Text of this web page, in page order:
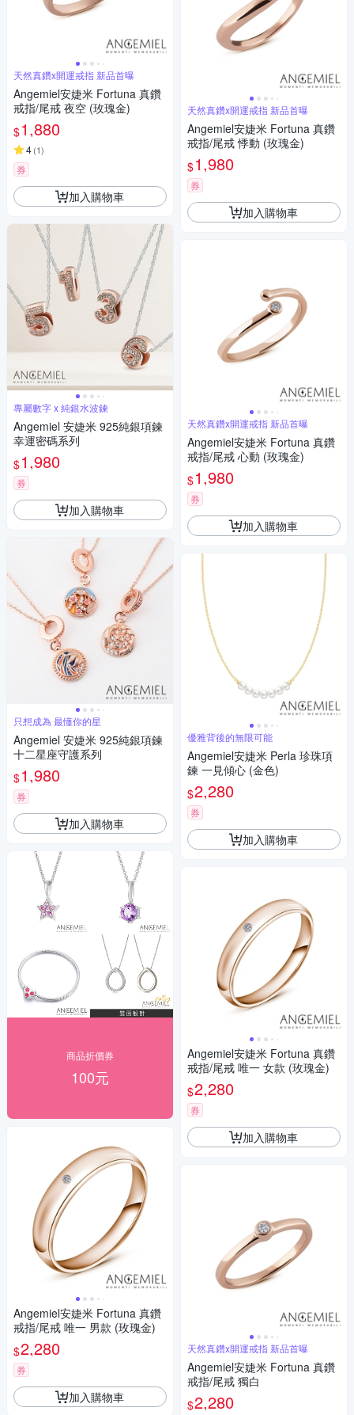
天然真鑽x開運戒指 新品首曝
Angemiel安婕米 Fortuna 真鑽
戒指/尾戒 夜空 (玫瑰金)
$1,880
4(1)
券
加入購物車
專屬數字 x 純銀水波鍊
Angemiel 安婕米 925純銀項鍊
幸運密碼系列
$1,980
券
加入購物車
只想成為 最懂你的星
Angemiel 安婕米 925純銀項鍊
十二星座守護系列
$1,980
券
加入購物車
商品折價券
100元
Angemiel安婕米 Fortuna 真鑽
戒指/尾戒 唯一 男款 (玫瑰金)
$2,280
券
加入購物車
天然真鑽x開運戒指 新品首曝
Angemiel安婕米 Fortuna 真鑽
戒指/尾戒 悸動 (玫瑰金)
$1,980
券
加入購物車
天然真鑽x開運戒指 新品首曝
Angemiel安婕米 Fortuna 真鑽
戒指/尾戒 心動 (玫瑰金)
$1,980
券
加入購物車
優雅背後的無限可能
Angemiel安婕米 Perla 珍珠項
鍊 一見傾心 (金色)
$2,280
券
加入購物車
Angemiel安婕米 Fortuna 真鑽
戒指/尾戒 唯一 女款 (玫瑰金)
$2,280
券
加入購物車
天然真鑽x開運戒指 新品首曝
Angemiel安婕米 Fortuna 真鑽
戒指/尾戒 獨白
$2,280